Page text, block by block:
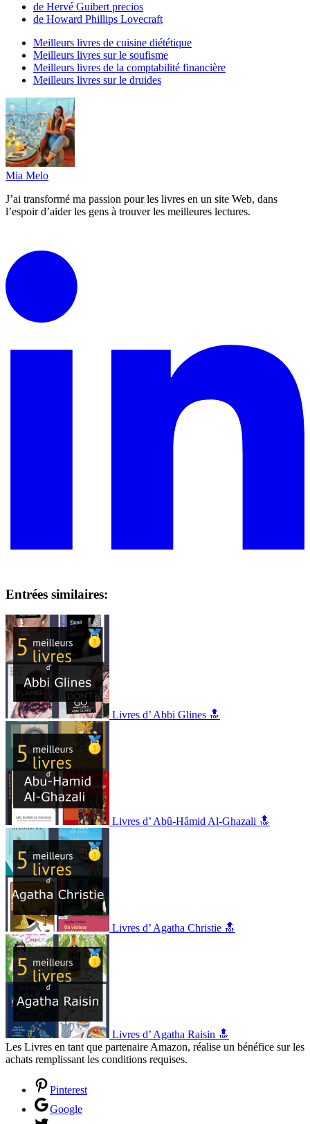
de Hervé Guibert precios
de Howard Phillips Lovecraft
Meilleurs livres de cuisine diététique
Meilleurs livres sur le soufisme
Meilleurs livres de la comptabilité financière
Meilleurs livres sur le druides
Mia Melo
J’ai transformé ma passion pour les livres en un site Web, dans
l’espoir d’aider les gens à trouver les meilleures lectures.
Entrées similaires:
Livres d’ Abbi Glines 🔝
Livres d’ Abû-Hâmid Al-Ghazali 🔝
Livres d’ Agatha Christie 🔝
Livres d’ Agatha Raisin 🔝
Les Livres en tant que partenaire Amazon, réalise un bénéfice sur les
achats remplissant les conditions requises.
Pinterest
Google